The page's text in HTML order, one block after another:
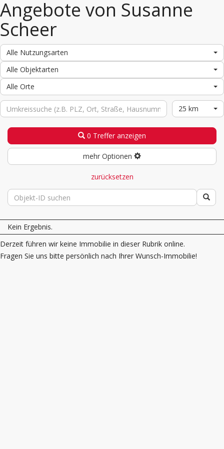
Angebote von Susanne
Scheer
Alle Nutzungsarten
Alle Objektarten
Alle Orte
25 km
0 Treffer anzeigen
mehr Optionen
zurücksetzen
Kein Ergebnis.
Derzeit führen wir keine Immobilie in dieser Rubrik online.
Fragen Sie uns bitte persönlich nach Ihrer Wunsch-Immobilie!